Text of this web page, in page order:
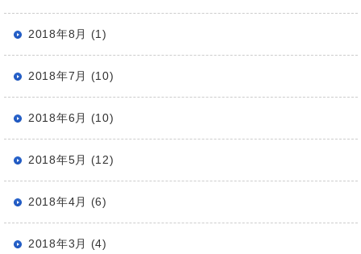
2018年8月 (1)
2018年7月 (10)
2018年6月 (10)
2018年5月 (12)
2018年4月 (6)
2018年3月 (4)